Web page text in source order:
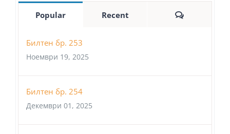
Popular Recent Comments
Билтен бр. 253
Ноември 19, 2025
Билтен бр. 254
Декември 01, 2025